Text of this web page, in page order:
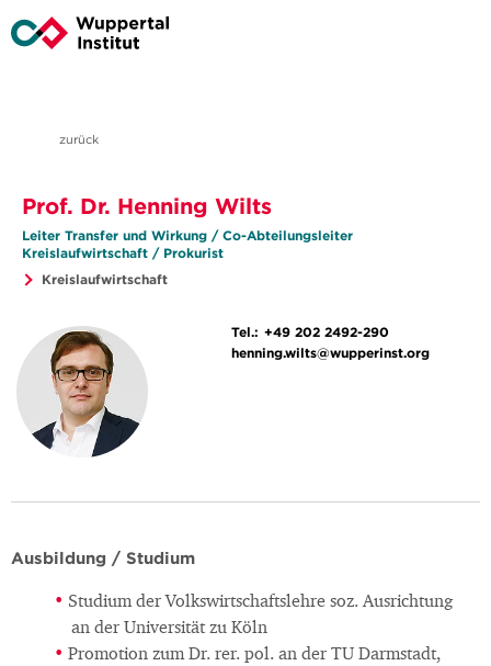
zurück
Prof. Dr. Henning Wilts
Leiter Transfer und Wirkung / Co-Abteilungsleiter
Kreislaufwirtschaft / Prokurist
Kreislaufwirtschaft
Tel.: +49 202 2492-290
henning.wilts@wupperinst.org
Ausbildung / Studium
Studium der Volkswirtschaftslehre soz. Ausrichtung
an der Universität zu Köln
Promotion zum Dr. rer. pol. an der TU Darmstadt,